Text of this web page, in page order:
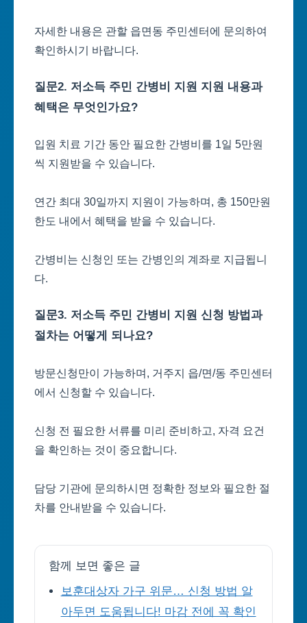
자세한 내용은 관할 읍면동 주민센터에 문의하여
확인하시기 바랍니다.
질문2. 저소득 주민 간병비 지원 지원 내용과
혜택은 무엇인가요?
입원 치료 기간 동안 필요한 간병비를 1일 5만원
씩 지원받을 수 있습니다.
연간 최대 30일까지 지원이 가능하며, 총 150만원
한도 내에서 혜택을 받을 수 있습니다.
간병비는 신청인 또는 간병인의 계좌로 지급됩니
다.
질문3. 저소득 주민 간병비 지원 신청 방법과
절차는 어떻게 되나요?
방문신청만이 가능하며, 거주지 읍/면/동 주민센터
에서 신청할 수 있습니다.
신청 전 필요한 서류를 미리 준비하고, 자격 요건
을 확인하는 것이 중요합니다.
담당 기관에 문의하시면 정확한 정보와 필요한 절
차를 안내받을 수 있습니다.
함께 보면 좋은 글
보훈대상자 가구 위문… 신청 방법 알
아두면 도움됩니다! 마감 전에 꼭 확인